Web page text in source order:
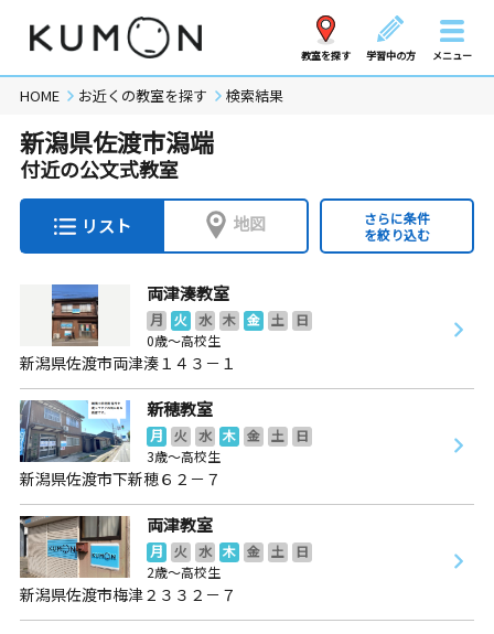
教室を探す 学習中の方 メニュー
HOME お近くの教室を探す 検索結果
新潟県佐渡市潟端
付近の公文式教室
リスト 地図
さらに条件
を絞り込む
両津湊教室
月 火 水 木 金 土
日
0歳～高校生
新潟県佐渡市両津湊１４３－１
新穂教室
月 火 水 木 金 土
日
3歳～高校生
新潟県佐渡市下新穂６２－７
両津教室
月 火 水 木 金 土
日
2歳～高校生
新潟県佐渡市梅津２３３２－７